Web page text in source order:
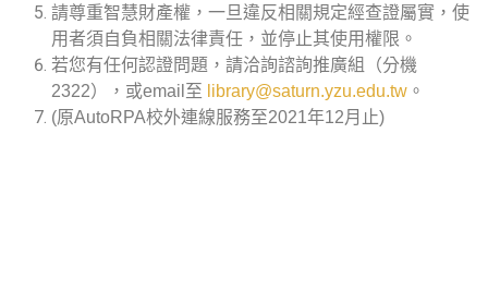
請尊重智慧財產權，一旦違反相關規定經查證屬實，使
用者須自負相關法律責任，並停止其使用權限。
若您有任何認證問題，請洽詢諮詢推廣組（分機
2322），或email至 library@saturn.yzu.edu.tw 。
(原AutoRPA校外連線服務至2021年12月止)